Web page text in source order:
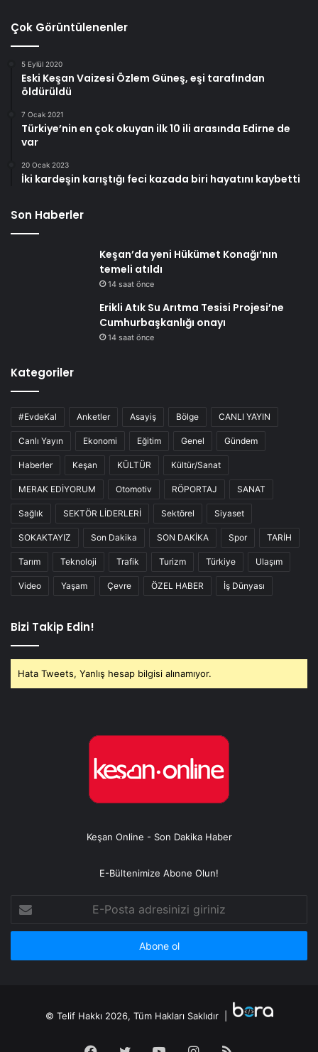
Çok Görüntülenenler
5 Eylül 2020
Eski Keşan Vaizesi Özlem Güneş, eşi tarafından
öldürüldü
7 Ocak 2021
Türkiye’nin en çok okuyan ilk 10 ili arasında Edirne de
var
20 Ocak 2023
İki kardeşin karıştığı feci kazada biri hayatını kaybetti
Son Haberler
Keşan’da yeni Hükümet Konağı’nın
temeli atıldı
14 saat önce
Erikli Atık Su Arıtma Tesisi Projesi’ne
Cumhurbaşkanlığı onayı
14 saat önce
Kategoriler
#EvdeKal Anketler Asayiş Bölge CANLI YAYIN
Canlı Yayın Ekonomi Eğitim Genel Gündem
Haberler Keşan KÜLTÜR Kültür/Sanat
MERAK EDİYORUM Otomotiv RÖPORTAJ SANAT
Sağlık SEKTÖR LİDERLERİ Sektörel Siyaset
SOKAKTAYIZ Son Dakika SON DAKİKA Spor TARİH
Tarım Teknoloji Trafik Turizm Türkiye Ulaşım
Video Yaşam Çevre ÖZEL HABER İş Dünyası
Bizi Takip Edin!
Hata Tweets, Yanlış hesap bilgisi alınamıyor.
Keşan Online - Son Dakika Haber
E-Bültenimize Abone Olun!
Posta
adresinizi
© Telif Hakkı 2026, Tüm Hakları Saklıdır |